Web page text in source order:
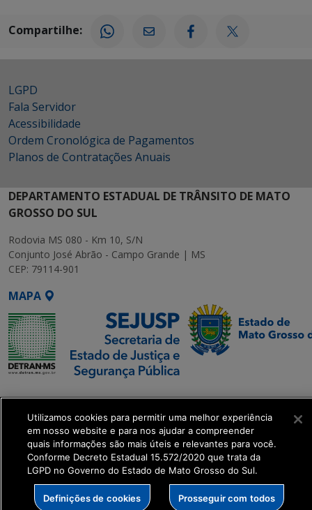
Compartilhe:
LGPD
Fala Servidor
Acessibilidade
Ordem Cronológica de Pagamentos
Planos de Contratações Anuais
DEPARTAMENTO ESTADUAL DE TRÂNSITO DE MATO
GROSSO DO SUL
Rodovia MS 080 - Km 10, S/N
Conjunto José Abrão - Campo Grande | MS
CEP: 79114-901
MAPA
SETDIG | Secretaria-
Executiva de
Transformação Digital
get_footer();
Utilizamos cookies para permitir uma melhor experiência
em nosso website e para nos ajudar a compreender
quais informações são mais úteis e relevantes para você.
Conforme Decreto Estadual 15.572/2020 que trata da
LGPD no Governo do Estado de Mato Grosso do Sul.
Definições de cookies Prosseguir com todos